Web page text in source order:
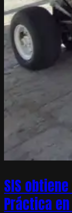
SIS
Práctica